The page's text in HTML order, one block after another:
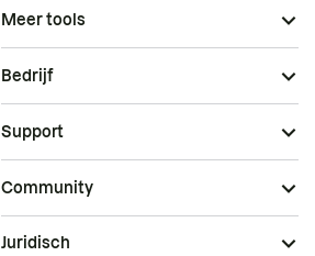
Meer tools
Bedrijf
Support
Community
Juridisch